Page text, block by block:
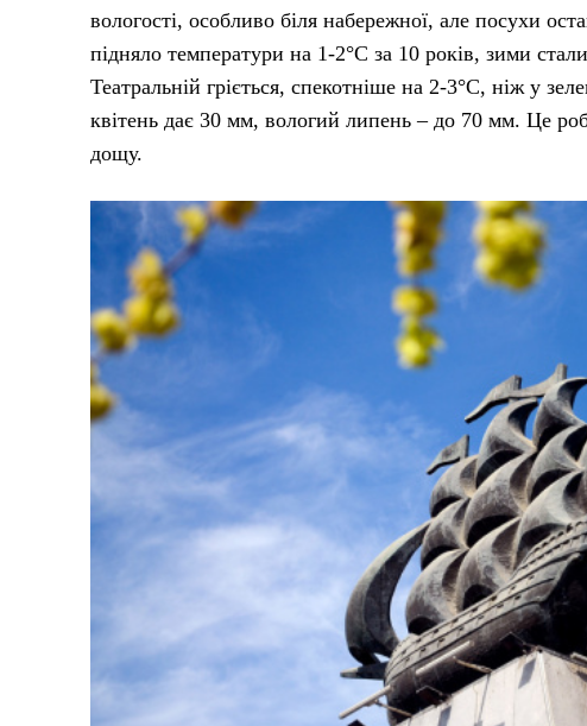
вологості, особливо біля набережної, але посухи
підняло температури на 1-2°C за 10 років, зими
Театральній гріється, спекотніше на 2-3°C, ніж у
квітень дає 30 мм, вологий липень – до 70 мм. Це
дощу.